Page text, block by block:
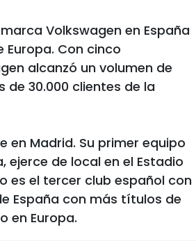
Volkswagen en España
Con cinco
alcanzó un volumen de
de 30.000 clientes de la
en Madrid. Su primer equipo
ejerce de local en el Estadio
es el tercer club español con
España con más títulos de
en Europa.